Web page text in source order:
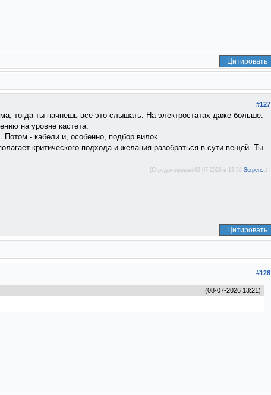
Цитировать
#127
тогда ты начнешь все это слышать. На электростатах даже больше.
на уровне кастета.
- кабели и, особенно, подбор вилок.
критического подхода и желания разобраться в сути вещей. Ты
(Отредактировал 08-07-2026 в 13:52 Serpens .)
Цитировать
#128
(08-07-2026 13:21)